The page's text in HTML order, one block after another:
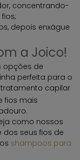
concentrando-
depois enxágue
a Joico!
opções de
perfeita para o
capilar
fios mais
como nossos
seus fios de
shampoos para